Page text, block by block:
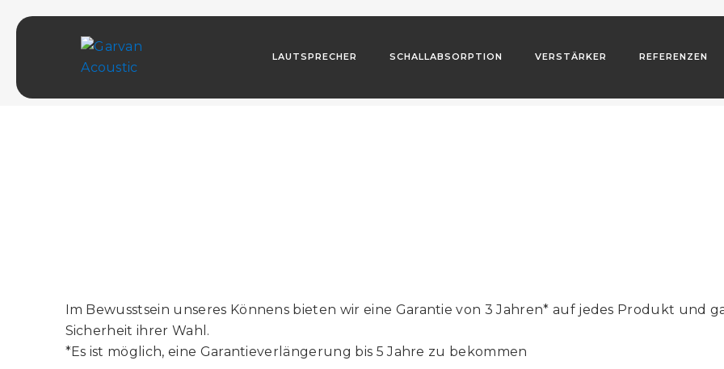
LAUTSPRECHER SCHALLABSORPTION VERSTÄRKER REFERENZEN
GARANTIE
HOME ALLGEMEINE GESCHÄFTSBEDINGUNGEN GARANTIE
Im Bewusstsein unseres Könnens bieten wir eine Garantie von 3 Jahren* auf jedes Produkt und
Sicherheit ihrer Wahl.
*Es ist möglich, eine Garantieverlängerung bis 5 Jahre zu bekommen